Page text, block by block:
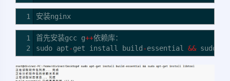
1 安装nginx
1
2
首先安装gcc g++依赖库：
sudo apt-get install build -essential &&sudo